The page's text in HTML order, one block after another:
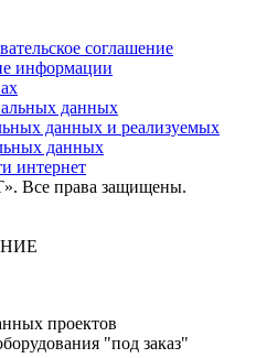
соглашение
информации
данных
данных и реализуемых
данных
интернет
Все права защищены.
проектов
"под заказ"